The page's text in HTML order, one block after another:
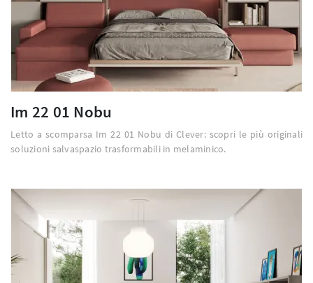
Im 22 01 Nobu
Letto a scomparsa Im 22 01 Nobu di Clever: scopri le più originali
soluzioni salvaspazio trasformabili in melaminico.